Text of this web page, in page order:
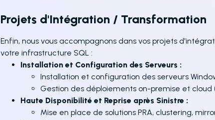
Projets d'Intégration / Transformation
Enfin, nous vous accompagnons dans vos projets
votre infrastructure SQL :
Installation et Configuration des Serveurs :
Installation et configuration des serveurs
Gestion des déploiements on-premise et cloud
Haute Disponibilité et Reprise après Sinistre :
Mise en place de solutions PRA, clustering,